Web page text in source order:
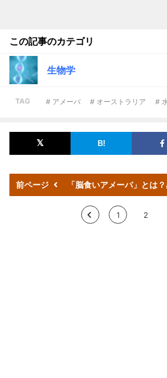
この記事のカテゴリ
生物学
TAG # アメーバ # オーストラリア #
前ページ 「脳食いアメーバ」とは
< 1 2